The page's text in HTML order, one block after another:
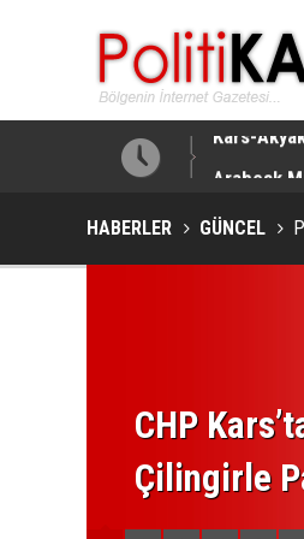
HABERLER GÜNCEL
CHP
Çilingirle